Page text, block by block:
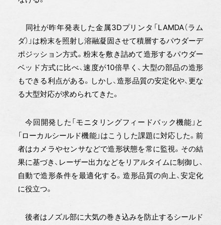
同社が昨年発表した金属3Dプリンタ「LAMDA（ラム
ダ）」は粉末を照射し溶融凝固させて積層するパウダーデ
ポジッション方式。粉末を敷き詰めて造形するパウダー
ベッド方式に比べ、速度が10倍早く、大型の部品の造形
もできる利点がある。しかし、造形品質の安定化や、更な
る大型対応が求められてきた。
今回開発した「モニタリングフィードバック機能」と
「ローカルシールド機能」はこうした課題に対応した。前
者はカメラやセンサなどで造形状態を常に監視。その結
果に基づき、レーザー出力などをリアルタイムに制御し、
自動で造形条件を最適化する。造形品質の向上、安定化
に役立つ。
後者はノズル部に大気の巻き込みを防止するシールド